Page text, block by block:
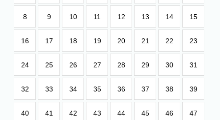
8 9 10 11 12 13 14 15
16 17 18 19 20 21 22 23
24 25 26 27 28 29 30 31
32 33 34 35 36 37 38 39
40 41 42 43 44 45 46 47